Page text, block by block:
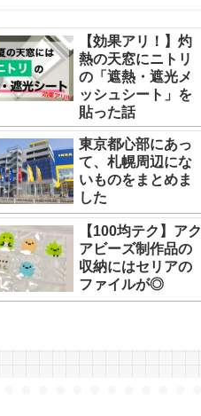
【効果アリ！】灼
熱の天窓にニトリ
の「遮熱・遮光メ
ッシュシート」を
貼った話
東京都心部にあっ
て、札幌周辺にな
いものをまとめま
した
【100均テク】アク
アビーズ制作品の
収納にはセリアの
ファイルが◎